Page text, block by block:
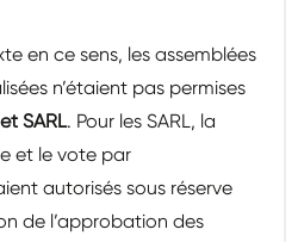
en ce sens, les assemblées
n’étaient pas permises
SARL. Pour les SARL, la
et le vote par
autorisés sous réserve
de l’approbation des